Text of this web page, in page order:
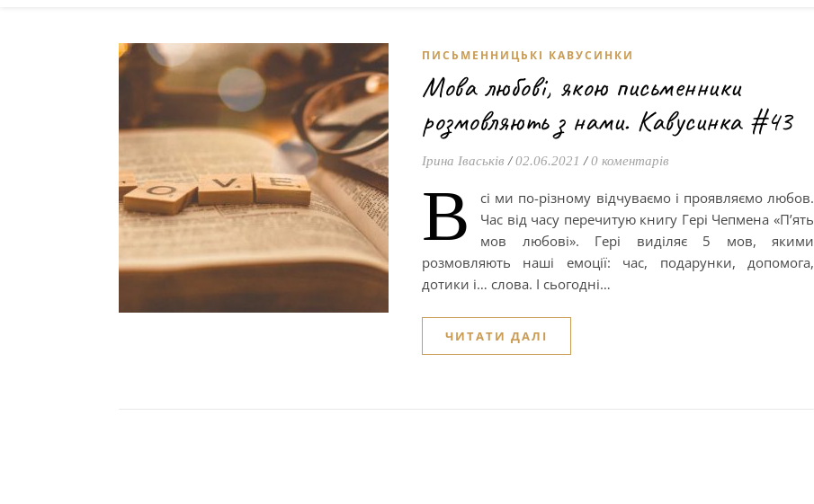
ПИСЬМЕННИЦЬКІ КАВУСИНКИ
Мова любові, якою письменники
розмовляють з нами. Кавусинка #43
Ірина Іваськів / 02.06.2021 / 0 коментарів
В
сі ми по-різному відчуваємо і проявляємо любов.
Час від часу перечитую книгу Гері Чепмена «П’ять
мов любові». Гері виділяє 5 мов, якими
розмовляють наші емоції: час, подарунки, допомога,
дотики і… слова. І сьогодні…
ЧИТАТИ ДАЛІ